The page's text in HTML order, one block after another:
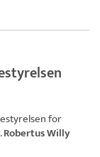
for
Robertus Willy